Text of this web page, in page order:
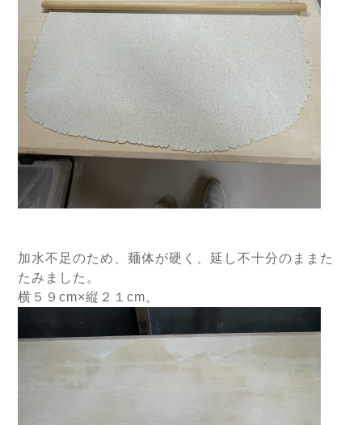
加水不足のため、麺体が硬く、延し不十分のままた
たみました。
横５９cm×縦２１cm。